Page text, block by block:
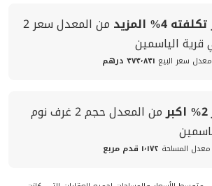
4% المزيد من المعدلسعر2
الياسمين
معدل سعر البيع ٣٧٣٬٨٣١ درهم
2% اكبرمن المعدلحجم
2 غرف نوم
معدل المساحة ١٬١٧٢ قدم مربع